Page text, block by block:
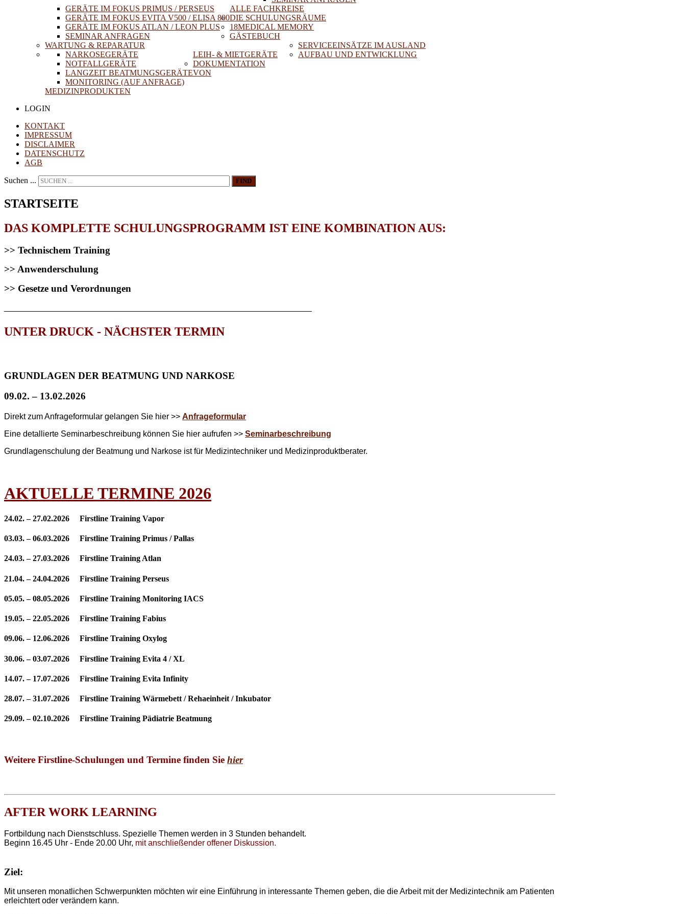
ALLE FACHKREISE
GERÄTE IM FOKUS PRIMUS / PERSEUS
GERÄTE IM FOKUS EVITA V500 / ELISA 800
GERÄTE IM FOKUS ATLAN / LEON PLUS
SEMINAR ANFRAGEN
DIE SCHULUNGSRÄUME
18MEDICAL MEMORY
GÄSTEBUCH
WARTUNG & REPARATUR
LEIH- & MIETGERÄTE
NARKOSEGERÄTE
NOTFALLGERÄTE
LANGZEIT BEATMUNGSGERÄTE
MONITORING (AUF ANFRAGE)
DOKUMENTATION
VON
MEDIZINPRODUKTEN
SERVICEEINSÄTZE IM AUSLAND
AUFBAU UND ENTWICKLUNG
LOGIN
KONTAKT
IMPRESSUM
DISCLAIMER
DATENSCHUTZ
AGB
Suchen ... FIND
STARTSEITE
DAS KOMPLETTE SCHULUNGSPROGRAMM IST EINE KOMBINATION AUS:
>> Technischem Training
>> Anwenderschulung
>> Gesetze und Verordnungen
UNTER DRUCK - NÄCHSTER TERMIN
GRUNDLAGEN DER BEATMUNG UND NARKOSE
09.02. – 13.02.2026
Direkt zum Anfrageformular gelangen Sie hier >> Anfrageformular
Eine detallierte Seminarbeschreibung können Sie hier aufrufen >> Seminarbeschreibung
Grundlagenschulung der Beatmung und Narkose ist für Medizintechniker und Medizinproduktberater.
AKTUELLE TERMINE 2026
24.02. – 27.02.2026 Firstline Training Vapor
03.03. – 06.03.2026 Firstline Training Primus / Pallas
24.03. – 27.03.2026 Firstline Training Atlan
21.04. – 24.04.2026 Firstline Training Perseus
05.05. – 08.05.2026 Firstline Training Monitoring IACS
19.05. – 22.05.2026 Firstline Training Fabius
09.06. – 12.06.2026 Firstline Training Oxylog
30.06. – 03.07.2026 Firstline Training Evita 4 / XL
14.07. – 17.07.2026 Firstline Training Evita Infinity
28.07. – 31.07.2026 Firstline Training Wärmebett / Rehaeinheit / Inkubator
29.09. – 02.10.2026 Firstline Training Pädiatrie Beatmung
Weitere Firstline-Schulungen und Termine finden Sie hier
AFTER WORK LEARNING
Fortbildung nach Dienstschluss. Spezielle Themen werden in 3 Stunden behandelt.
Beginn 16.45 Uhr - Ende 20.00 Uhr, mit anschließender offener Diskussion.
Ziel:
Mit unseren monatlichen Schwerpunkten möchten wir eine Einführung in interessante Themen geben, die die Arbeit mit der Medizintechnik am Patienten
erleichtert oder verändern kann.